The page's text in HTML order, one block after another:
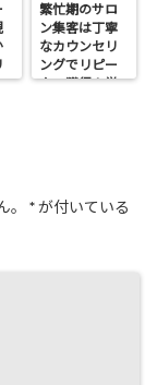
繁忙期のサロ
ン集客は丁寧
なカウンセリ
ングでリピー
ター獲得！覚
*が付いている